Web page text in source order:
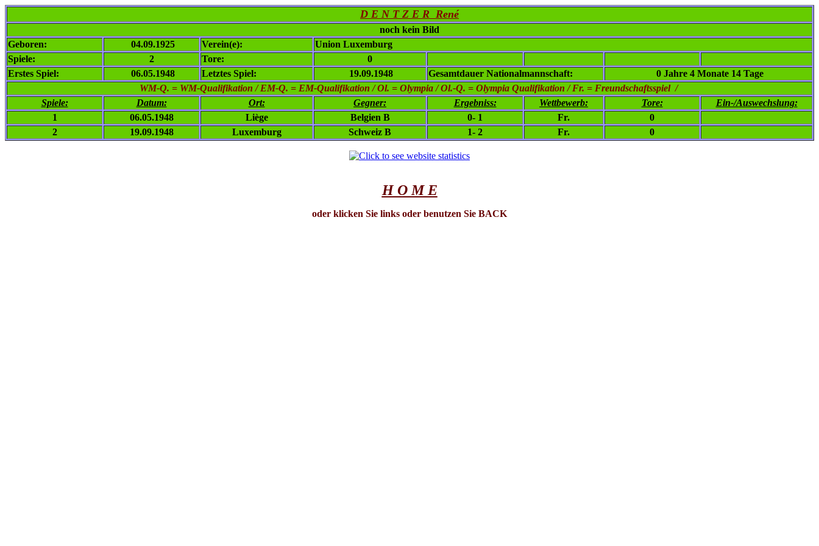
D E N T Z E R René
noch kein Bild
Geboren:
04.09.1925 Verein(e):
Union Luxemburg
Spiele:
2 Tore:
0
Erstes Spiel:
06.05.1948 Letztes Spiel: 19.09.1948 Gesamtdauer Nationalmannschaft:
0 Jahre 4 Monate 14 Tage
WM-Q. = WM-Qualifikation / EM-Q. = EM-Qualifikation / Ol. = Olympia / Ol.-Q. = Olympia Qualifikation / Fr. = Freundschaftsspiel /
Spiele:
Datum: Ort: Gegner: Ergebniss: Wettbewerb: Tore:
Ein-/Auswechslung:
1
06.05.1948 Liège Belgien B 0- 1 Fr.
0
2
19.09.1948 Luxemburg Schweiz B 1- 2 Fr. 0
H O M E
oder klicken Sie links oder benutzen Sie BACK